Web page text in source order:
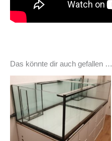
Das könnte dir auch gefallen …